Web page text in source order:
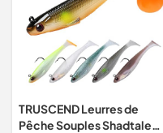
TRUSCEND Leurres de
Pêche Souples Shadtale